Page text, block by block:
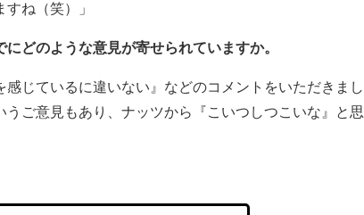
ね（笑）」
どのような意見が寄せられていますか。
じているに違いない』などのコメントをいただきまし
ご意見もあり、ナッツから『こいつしつこいな』と思